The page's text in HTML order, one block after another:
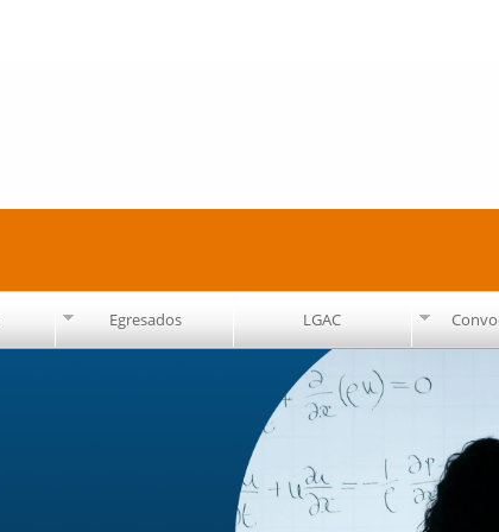
Egresados LGAC